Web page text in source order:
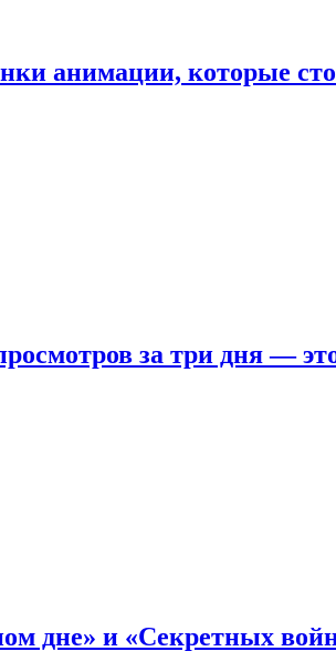
анимации, которые
за три дня —
дне» и «Секретных